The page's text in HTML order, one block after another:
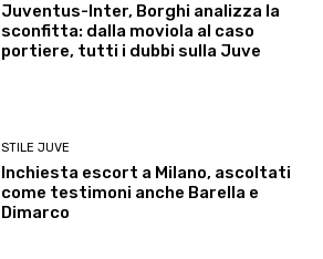
Juventus-Inter, Borghi analizza la
sconfitta: dalla moviola al caso
portiere, tutti i dubbi sulla Juve
STILE JUVE
Inchiesta escort a Milano, ascoltati
come testimoni anche Barella e
Dimarco